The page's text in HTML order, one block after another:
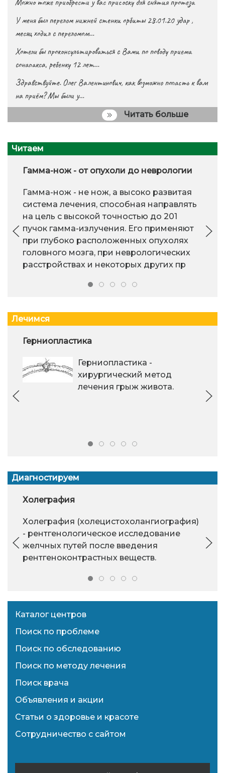
У меня был перелом нижней стенки орбиты 28.01.20 удар ,
месяц ходил с переломом…
Хотели бы проконсультироваться с Вами по поводу приема
сонапакса, ребенку 12 лет…
Здравствуйте. Олег Валентинович, как возможно попасть к вам
на приём? Мы были у…
Читать больше
Читаем
Гамма-нож - от опухоли до неврологии
Гамма-нож - не нож, а высоко развитая
система лечения, способная направлять
на цель с высокой точностью до 201
пучок гамма-излучения. Его применяют
при глубоко расположенных опухолях
головного мозга, при неврологических
расстройствах и некоторых других пр
Лечимся
Герниопластика
Герниопластика -
хирургический метод
лечения грыж живота.
Диагностируем
Холеграфия
Холеграфия (холецистохолангиография)
- рентгенологическое исследование
желчных путей после введения
рентгеноконтрастных веществ.
Каталог центров
Поиск по проблеме
Поиск по обследованию
Поиск по методу лечения
Поиск врача
Объявления и акции
Статьи о здоровье и красоте
Сотрудничество с сайтом